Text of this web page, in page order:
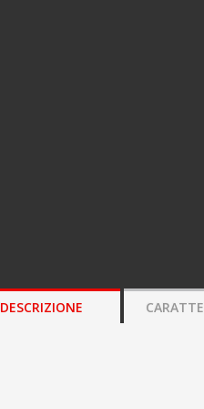
DESCRIZIONE